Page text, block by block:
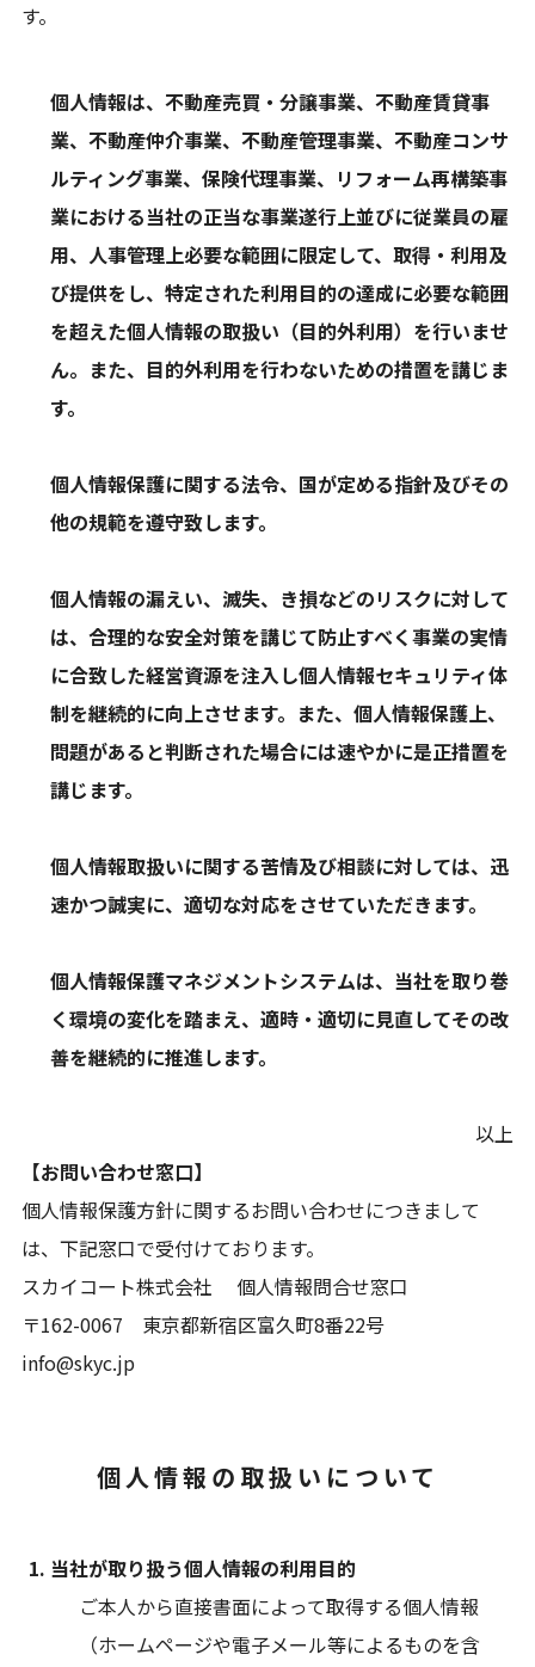
す。
個人情報は、不動産売買・分譲事業、不動産賃貸事
業、不動産仲介事業、不動産管理事業、不動産コンサ
ルティング事業、保険代理事業、リフォーム再構築事
業における当社の正当な事業遂行上並びに従業員の雇
用、人事管理上必要な範囲に限定して、取得・利用及
び提供をし、特定された利用目的の達成に必要な範囲
を超えた個人情報の取扱い（目的外利用）を行いませ
ん。また、目的外利用を行わないための措置を講じま
す。
個人情報保護に関する法令、国が定める指針及びその
他の規範を遵守致します。
個人情報の漏えい、滅失、き損などのリスクに対して
は、合理的な安全対策を講じて防止すべく事業の実情
に合致した経営資源を注入し個人情報セキュリティ体
制を継続的に向上させます。また、個人情報保護上、
問題があると判断された場合には速やかに是正措置を
講じます。
個人情報取扱いに関する苦情及び相談に対しては、迅
速かつ誠実に、適切な対応をさせていただきます。
個人情報保護マネジメントシステムは、当社を取り巻
く環境の変化を踏まえ、適時・適切に見直してその改
善を継続的に推進します。
以上
【お問い合わせ窓口】
個人情報保護方針に関するお問い合わせにつきまして
は、下記窓口で受付けております。
スカイコート株式会社 個人情報問合せ窓口
〒162-0067 東京都新宿区富久町8番22号
info@skyc.jp
個人情報の取扱いについて
当社が取り扱う個人情報の利用目的
ご本人から直接書面によって取得する個人情報
（ホームページや電子メール等によるものを含